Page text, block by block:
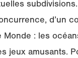
d’un
: les
jeux amusants.